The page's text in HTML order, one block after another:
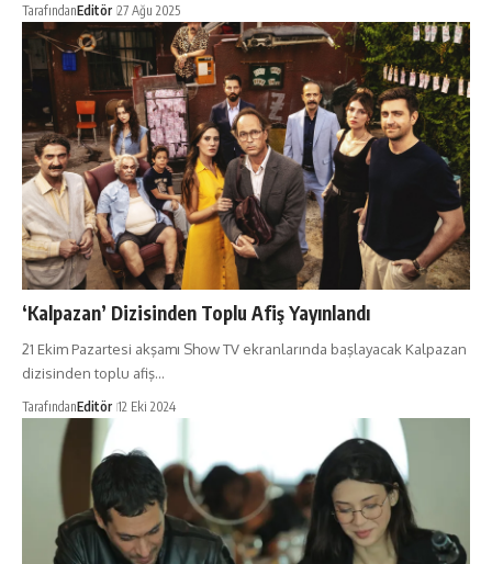
TarafındanEditör 27 Ağu 2025
‘Kalpazan’ Dizisinden Toplu Afiş Yayınlandı
21 Ekim Pazartesi akşamı Show TV ekranlarında başlayacak Kalpazan
dizisinden toplu afiş…
TarafındanEditör 12 Eki 2024